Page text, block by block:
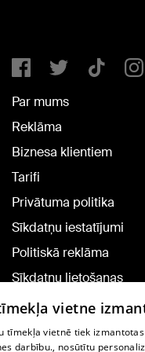
Par mums
Reklāma
Biznesa klientiem
Tarifi
Privātuma politika
Sīkdatņu iestatījumi
Politiskā reklāma
Sīkdatņu lietošanas
noteikumi
Komentāru
vietne
tīmekļa vietnē tiek
darbību., nosūtītu